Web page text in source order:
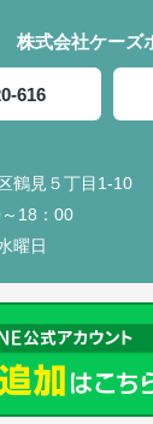
株式会社ケーズ
616
鶴見５丁目1-10
18：00
曜日